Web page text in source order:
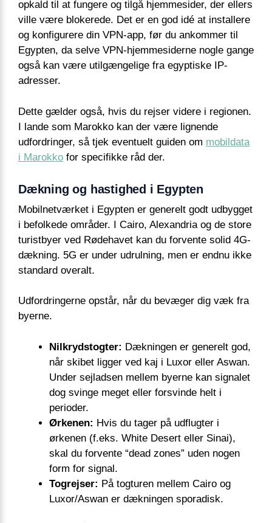
opkald til at fungere og tilgå hjemmesider, der ellers
ville være blokerede. Det er en god idé at installere
og konfigurere din VPN-app, før du ankommer til
Egypten, da selve VPN-hjemmesiderne nogle gange
også kan være utilgængelige fra egyptiske IP-
adresser.
Dette gælder også, hvis du rejser videre i regionen.
I lande som Marokko kan der være lignende
udfordringer, så tjek eventuelt guiden om mobildata
i Marokko for specifikke råd der.
Dækning og hastighed i Egypten
Mobilnetværket i Egypten er generelt godt udbygget
i befolkede områder. I Cairo, Alexandria og de store
turistbyer ved Rødehavet kan du forvente solid 4G-
dækning. 5G er under udrulning, men er endnu ikke
standard overalt.
Udfordringerne opstår, når du bevæger dig væk fra
byerne.
Nilkrydstogter: Dækningen er generelt god,
når skibet ligger ved kaj i Luxor eller Aswan.
Under sejladsen mellem byerne kan signalet
dog svinge meget eller forsvinde helt i
perioder.
Ørkenen: Hvis du tager på udflugter i
ørkenen (f.eks. White Desert eller Sinai),
skal du forvente “dead zones” uden nogen
form for signal.
Togrejser: På togturen mellem Cairo og
Luxor/Aswan er dækningen sporadisk.